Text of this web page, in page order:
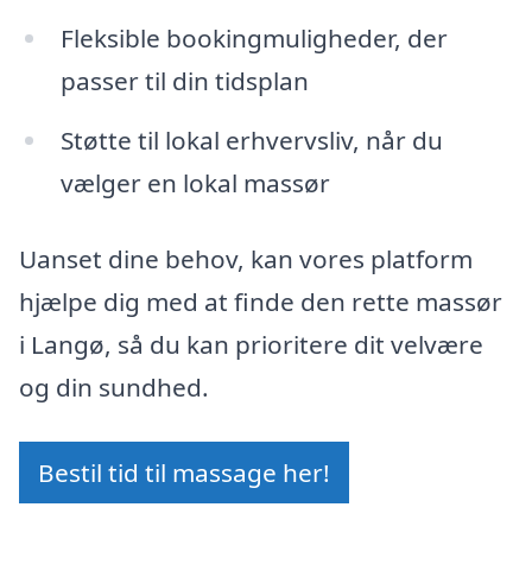
Fleksible bookingmuligheder, der
passer til din tidsplan
Støtte til lokal erhvervsliv, når du
vælger en lokal massør
Uanset dine behov, kan vores platform
hjælpe dig med at finde den rette massør
i Langø, så du kan prioritere dit velvære
og din sundhed.
Bestil tid til massage her!